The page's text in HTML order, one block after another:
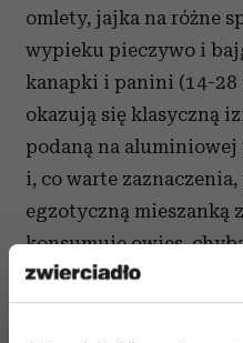
omlety, jajka na różne
wypieku pieczywo i
kanapki i panini (14-28
okazują się klasyczną
podaną na aluminiowej
i, co warte
egzotyczną mieszanką
konsumuje owies,
Stolikach. Sprawdźcie
Minta/ , mat.